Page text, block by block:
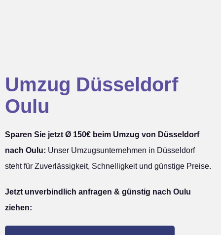
Umzug Düsseldorf
Oulu
Sparen Sie jetzt Ø 150€ beim Umzug von Düsseldorf
nach Oulu: Unser Umzugsunternehmen in Düsseldorf
steht für Zuverlässigkeit, Schnelligkeit und günstige Preise.
Jetzt unverbindlich anfragen & günstig nach Oulu
ziehen: